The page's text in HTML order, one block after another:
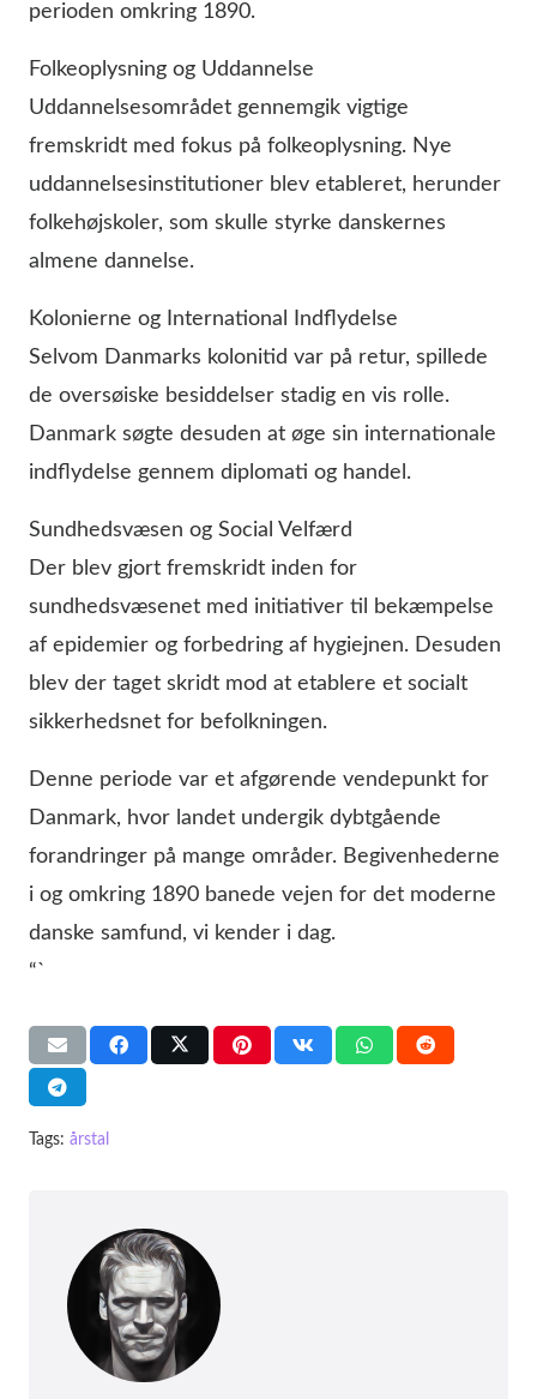
perioden omkring 1890.
Folkeoplysning og Uddannelse
Uddannelsesområdet gennemgik vigtige
fremskridt med fokus på folkeoplysning. Nye
uddannelsesinstitutioner blev etableret, herunder
folkehøjskoler, som skulle styrke danskernes
almene dannelse.
Kolonierne og International Indflydelse
Selvom Danmarks kolonitid var på retur, spillede
de oversøiske besiddelser stadig en vis rolle.
Danmark søgte desuden at øge sin internationale
indflydelse gennem diplomati og handel.
Sundhedsvæsen og Social Velfærd
Der blev gjort fremskridt inden for
sundhedsvæsenet med initiativer til bekæmpelse
af epidemier og forbedring af hygiejnen. Desuden
blev der taget skridt mod at etablere et socialt
sikkerhedsnet for befolkningen.
Denne periode var et afgørende vendepunkt for
Danmark, hvor landet undergik dybtgående
forandringer på mange områder. Begivenhederne
i og omkring 1890 banede vejen for det moderne
danske samfund, vi kender i dag.
“`
Tags: årstal